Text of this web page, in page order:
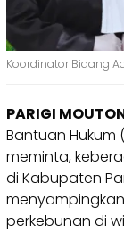
Koordinator Bidang
PARIGI
Bantuan Hukum
meminta,
di Kabupaten
perkebunan di